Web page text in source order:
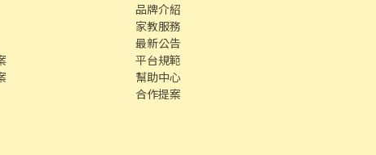
品牌介紹
家教服務
最新公告
平台規範
幫助中心
合作提案